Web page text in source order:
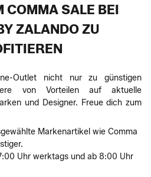
COMMA SALE BEI
ZALANDO ZU
Outlet nicht nur zu günstigen
von Vorteilen auf aktuelle
und Designer. Freue dich zum
Markenartikel wie Comma
Uhr werktags und ab 8:00 Uhr